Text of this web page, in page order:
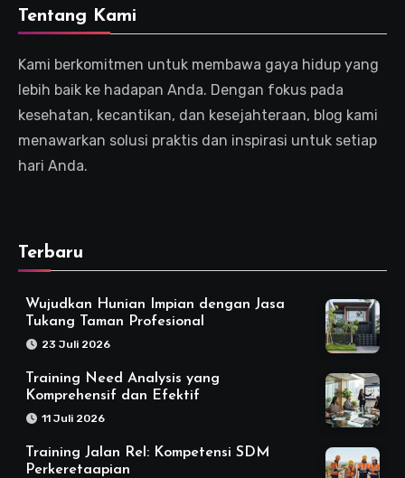
Tentang Kami
Kami berkomitmen untuk membawa gaya hidup yang
lebih baik ke hadapan Anda. Dengan fokus pada
kesehatan, kecantikan, dan kesejahteraan, blog kami
menawarkan solusi praktis dan inspirasi untuk setiap
hari Anda.
Terbaru
Wujudkan Hunian Impian dengan Jasa
Tukang Taman Profesional
23 Juli 2026
Training Need Analysis yang
Komprehensif dan Efektif
11 Juli 2026
Training Jalan Rel: Kompetensi SDM
Perkeretaapian